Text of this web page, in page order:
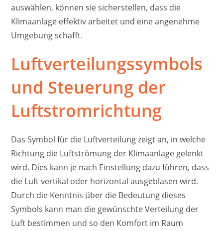
auswählen, können sie sicherstellen, dass die
Klimaanlage effektiv arbeitet und eine angenehme
Umgebung schafft.
Luftverteilungssymbols
und Steuerung der
Luftstromrichtung
Das Symbol für die Luftverteilung zeigt an, in welche
Richtung die Luftströmung der Klimaanlage gelenkt
wird. Dies kann je nach Einstellung dazu führen, dass
die Luft vertikal oder horizontal ausgeblasen wird.
Durch die Kenntnis über die Bedeutung dieses
Symbols kann man die gewünschte Verteilung der
Luft bestimmen und so den Komfort im Raum